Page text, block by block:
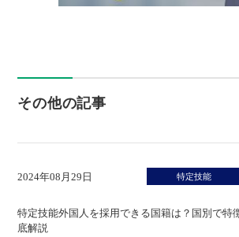
その他の記事
2024年08月29日 特定技能
特定技能外国人を採用できる国籍は？国別で特
底解説